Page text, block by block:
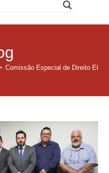
Comissão Especial de Direito